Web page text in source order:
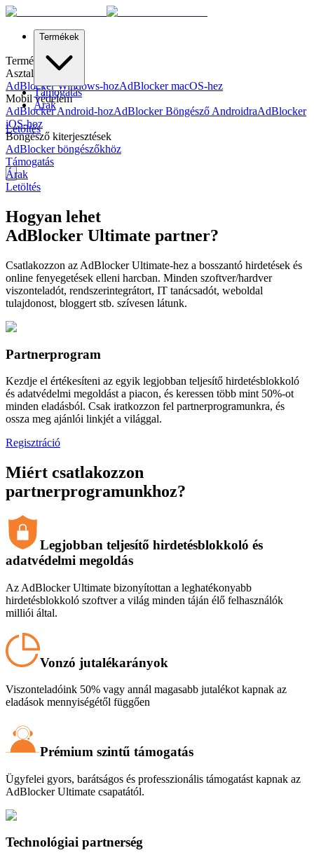
Termékek
Támogatás
Árak
Letöltés
Termékek
Asztali védelem
AdBlocker Windows-hozAdBlocker macOS-hez
Mobil védelem
AdBlocker Android-hozAdBlocker Böngésző AndroidraAdBlocker
iOS-hoz
Böngésző kiterjesztések
AdBlocker böngészőkhöz
Támogatás
Árak
Letöltés
Hogyan lehet
AdBlocker Ultimate partner?
Csatlakozzon az AdBlocker Ultimate-hez a bosszantó hirdetések és
online fenyegetések elleni harcban. Minden szoftver/hardver
viszonteladót, rendszerintegrátort, IT tanácsadót, weboldal
tulajdonost, bloggert stb. szívesen látunk.
Partnerprogram
Kezdje el értékesíteni az egyik legjobban teljesítő hirdetésblokkoló
és adatvédelmi megoldást a piacon, és keressen több mint 50%-ot
minden eladásból. Csak iratkozzon fel partnerprogramunkra, és
ossza meg ajánlói linkjét a világgal.
Regisztráció
Miért csatlakozzon
partnerprogramunkhoz?
Legjobban teljesítő hirdetésblokkoló és
adatvédelmi megoldás
Az AdBlocker Ultimate bizonyítottan a leghatékonyabb
hirdetésblokkoló szoftver a világ minden táján élő felhasználók
milliói által.
Vonzó jutalékarányok
Viszonteladóink 50% vagy annál magasabb jutalékot kapnak az
eladások mennyiségétől függően
Prémium szintű támogatás
Ügyfelei gyors, barátságos és professzionális támogatást kapnak az
AdBlocker Ultimate csapatától.
Technológiai partnerség